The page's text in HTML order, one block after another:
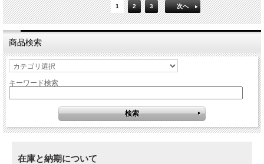
1 2 3 次へ
商品検索
キーワード検索
在庫と納期について